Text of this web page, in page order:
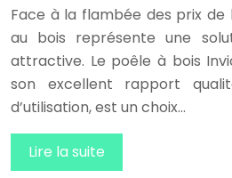
Face à la flambée des prix de
au bois représente une
attractive. Le poêle à bois
son excellent rapport
d’utilisation, est un choix…
Lire la suite